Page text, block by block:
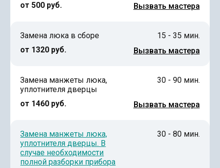
от 500 руб.
Вызвать мастера
Замена люка в сборе
от 1320 руб.
15 - 35 мин.
Вызвать мастера
Замена манжеты люка,
уплотнителя дверцы
от 1460 руб.
30 - 90 мин.
Вызвать мастера
Замена манжеты люка,
уплотнителя дверцы. В
случае необходимости
полной разборки прибора
30 - 80 мин.